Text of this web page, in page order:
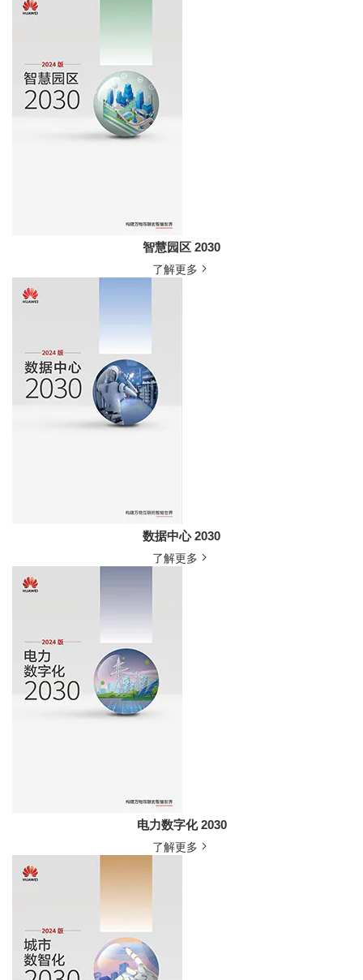
智慧园区 2030
了解更多
数据中心 2030
了解更多
电力数字化 2030
了解更多